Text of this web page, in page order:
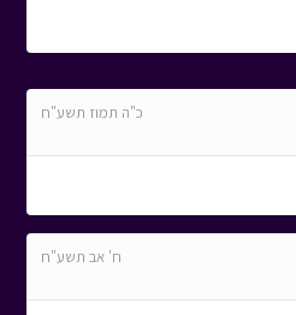
כ"ה תמוז תשע"ח
ח' אב תשע"ח